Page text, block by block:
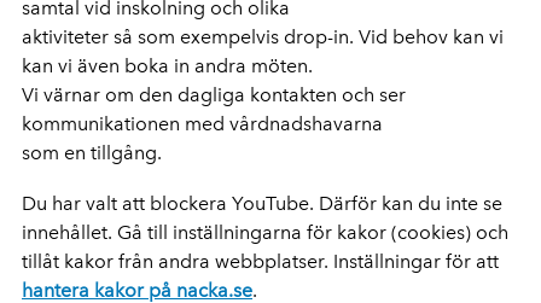
samtal vid inskolning och olika
aktiviteter så som exempelvis drop-in. Vid behov kan vi
kan vi även boka in andra möten.
Vi värnar om den dagliga kontakten och ser
kommunikationen med vårdnadshavarna
som en tillgång.
Du har valt att blockera YouTube. Därför kan du inte se
innehållet. Gå till inställningarna för kakor (cookies) och
tillåt kakor från andra webbplatser. Inställningar för att
hantera kakor på nacka.se.